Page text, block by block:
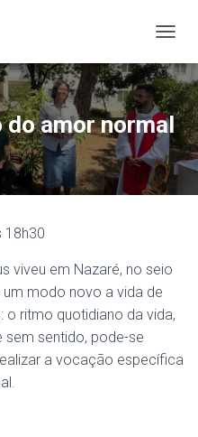
L
T
E
R
N
A
R
A
G
Ã
do amor normal
18h30
viveu em Nazaré, no seio
um modo novo a vida de
o ritmo quotidiano da vida,
sem sentido, pode-se
a vocação específica